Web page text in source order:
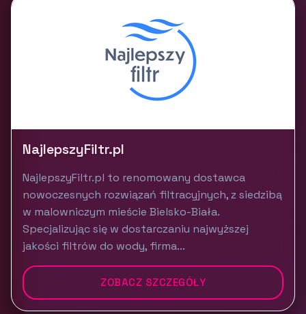
NajlepszyFiltr.pl
NajlepszyFiltr.pl to renomowany dostawca
nowoczesnych rozwiązań filtracyjnych, z siedzibą
w malowniczym mieście Bielsko-Biała.
Specjalizując się w dostarczaniu najwyższej
jakości filtrów do wody, firma...
ZOBACZ SZCZEGÓŁY